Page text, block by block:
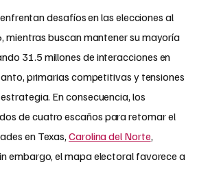
desafíos en las elecciones al
mientras buscan mantener su mayoría
31.5 millones de interacciones en
primarias competitivas y tensiones
En consecuencia, los
de cuatro escaños para retomar el
en Texas,Carolina del Norte,
embargo, el mapa electoral favorece a